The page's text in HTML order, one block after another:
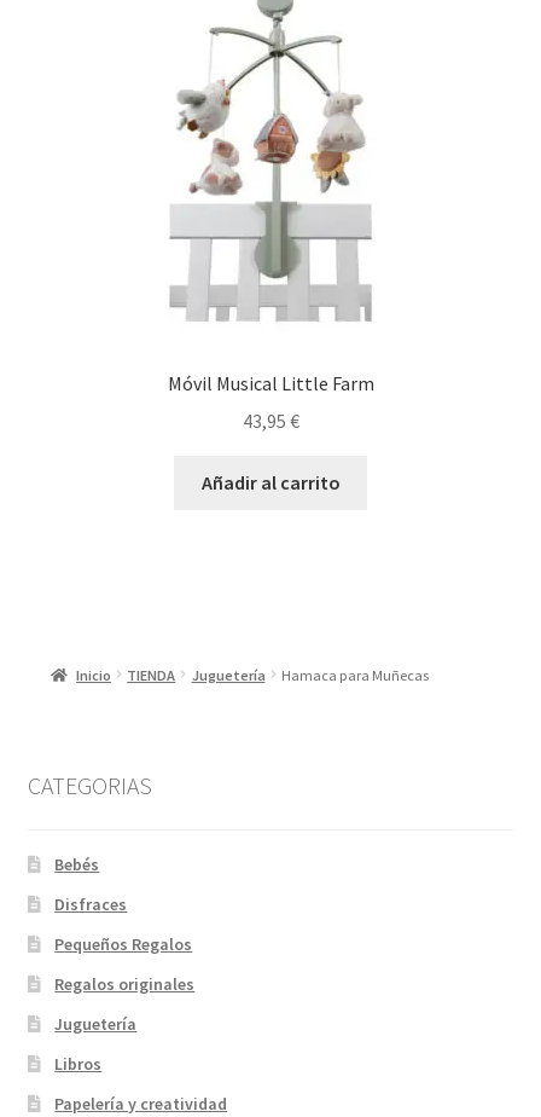
Móvil Musical Little Farm
43,95 €
Añadir al carrito
Inicio TIENDA Juguetería Hamaca para Muñecas
CATEGORIAS
Bebés
Disfraces
Pequeños Regalos
Regalos originales
Juguetería
Libros
Papelería y creatividad